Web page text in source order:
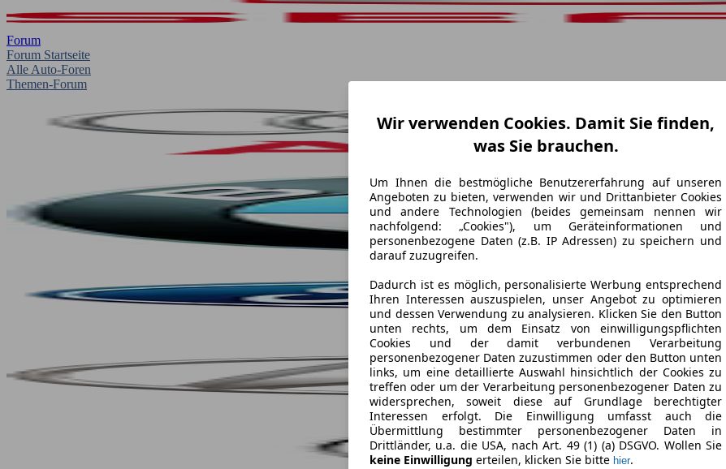
Forum
Forum Startseite
Alle Auto-Foren
Themen-Forum
Wir verwenden Cookies. Damit Sie finden,
was Sie brauchen.
Um Ihnen die bestmögliche Benutzererfahrung auf unseren
Angeboten zu bieten, verwenden wir und Drittanbieter Cookies
und andere Technologien (beides gemeinsam nennen wir
nachfolgend: „Cookies"), um Geräteinformationen und
personenbezogene Daten (z.B. IP Adressen) zu speichern und
darauf zuzugreifen.
Dadurch ist es möglich, personalisierte Werbung entsprechend
Ihren Interessen auszuspielen, unser Angebot zu optimieren
und dessen Verwendung zu analysieren. Klicken Sie den Button
unten rechts, um dem Einsatz von einwilligungspflichten
Cookies und der damit verbundenen Verarbeitung
personenbezogener Daten zuzustimmen oder den Button unten
links, um eine detaillierte Auswahl hinsichtlich der Cookies zu
treffen oder um der Verarbeitung personenbezogener Daten zu
widersprechen, soweit diese auf Grundlage berechtigter
Interessen erfolgt. Die Einwilligung umfasst auch die
Übermittlung bestimmter personenbezogener Daten in
Drittländer, u.a. die USA, nach Art. 49 (1) (a) DSGVO. Wollen Sie
keine Einwilligung erteilen, klicken Sie bitte hier.